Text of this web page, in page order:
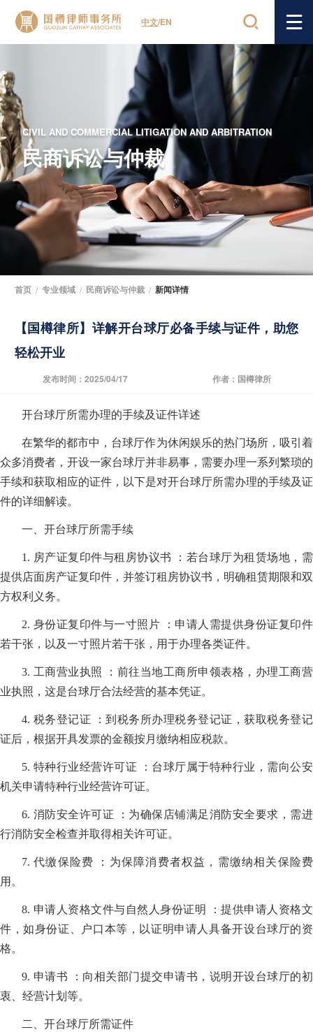
中文/EN
CIVIL AND COMMERCIAL LITIGATION AND ARBITRATION
民商诉讼与仲裁
首页 / 专业领域 / 民商诉讼与仲裁 / 新闻详情
【国樽律所】详解开台球厅必备手续与证件，助您
轻松开业
发布时间：2025/04/17 作者：国樽律所
开台球厅所需办理的手续及证件详述
在繁华的都市中，台球厅作为休闲娱乐的热门场所，吸引着
众多消费者，开设一家台球厅并非易事，需要办理一系列繁琐的
手续和获取相应的证件，以下是对开台球厅所需办理的手续及证
件的详细解读。
一、开台球厅所需手续
1. 房产证复印件与租房协议书 ：若台球厅为租赁场地，需
提供店面房产证复印件，并签订租房协议书，明确租赁期限和双
方权利义务。
2. 身份证复印件与一寸照片 ：申请人需提供身份证复印件
若干张，以及一寸照片若干张，用于办理各类证件。
3. 工商营业执照 ：前往当地工商所申领表格，办理工商营
业执照，这是台球厅合法经营的基本凭证。
4. 税务登记证 ：到税务所办理税务登记证，获取税务登记
证后，根据开具发票的金额按月缴纳相应税款。
5. 特种行业经营许可证 ：台球厅属于特种行业，需向公安
机关申请特种行业经营许可证。
6. 消防安全许可证 ：为确保店铺满足消防安全要求，需进
行消防安全检查并取得相关许可证。
7. 代缴保险费 ：为保障消费者权益，需缴纳相关保险费
用。
8. 申请人资格文件与自然人身份证明 ：提供申请人资格文
件，如身份证、户口本等，以证明申请人具备开设台球厅的资
格。
9. 申请书 ：向相关部门提交申请书，说明开设台球厅的初
衷、经营计划等。
二、开台球厅所需证件